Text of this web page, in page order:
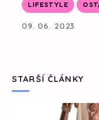
LIFESTYLE
09. 06. 2023
STARŠÍ ČLÁNKY